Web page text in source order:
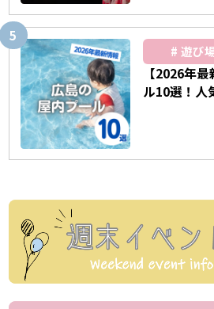
遊び
【2026年
ル10選！